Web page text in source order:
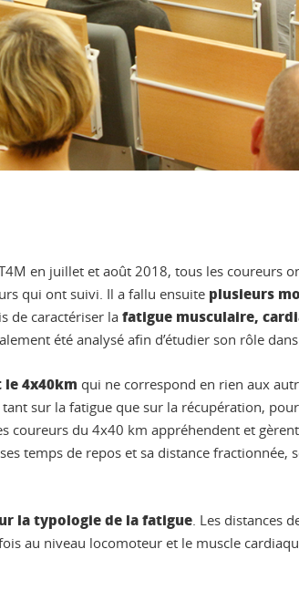
en juillet et août 2018, tous les coureurs
qui ont suivi. Il a fallu ensuite plusieurs
de caractériser la fatigue musculaire,
été analysé afin d’étudier son rôle
4x40km qui ne correspond en rien aux
sur la fatigue que sur la récupération,
coureurs du 4x40 km appréhendent et
temps de repos et sa distance
la typologie de la fatigue. Les distances
au niveau locomoteur et le muscle